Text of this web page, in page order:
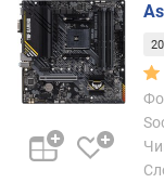
о
т
д
о
о
г